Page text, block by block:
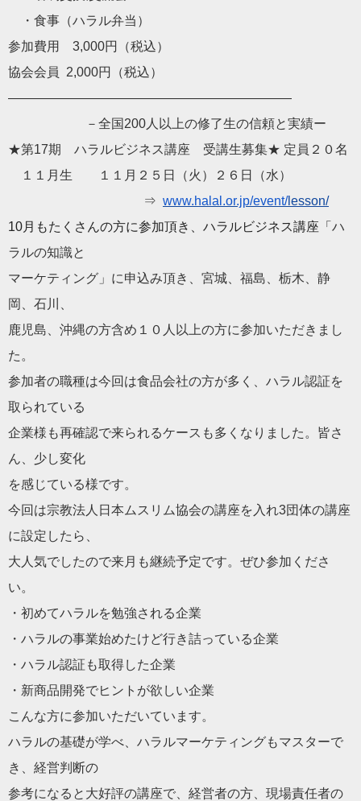
・食事（ハラル弁当）
参加費用 3,000円（税込）
協会会員 2,000円（税込）
——————————————————————
－全国200人以上の修了生の信頼と実績ー
★第17期 ハラルビジネス講座 受講生募集★ 定員２０名
１１月生 １１月２５日（火）２６日（水）
⇒ www.halal.or.jp/event/lesson/
10月もたくさんの方に参加頂き、ハラルビジネス講座「 ハ
ラルの知識と
マーケティング」に申込み頂き、宮城、福島、栃木、静
岡、石川、
鹿児島、沖縄の方含め１０人以上の方に参加いただきまし
た。
参加者の職種は今回は食品会社の方が多く、 ハラル認証を
取られている
企業様も再確認で来られるケースも多くなりました。皆さ
ん、 少し変化
を感じている様です。
今回は宗教法人日本ムスリム協会の講座を入れ3団体の講座
に設定 したら、
大人気でしたので来月も継続予定です。ぜひ参加くださ
い。
・初めてハラルを勉強される企業
・ハラルの事業始めたけど行き詰っている企業
・ハラル認証も取得した企業
・新商品開発でヒントが欲しい企業
こんな方に参加いただいています。
ハラルの基礎が学べ、ハラルマーケティングもマスターで
き、 経営判断の
参考になると大好評の講座で、経営者の方、 現場責任者の